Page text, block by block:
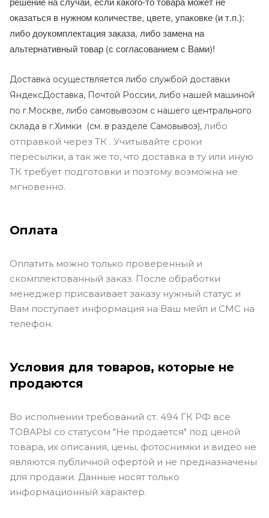
оказаться в нужном количестве, цвете, упаковке (и т.п.):
либо доукомплектация заказа, либо замена на
альтернативный товар (с согласованием с Вами)!
Доставка осуществляется либо службой доставки
ЯндексДоставка, Почтой России, либо нашей машиной
по г.Москве, либо самовывозом с нашего центрального
склада в г.Химки (см. в разделе Самовывоз), либо
отправкой через ТК . Учитывайте сроки
пересылки, а так же то, что доставка в ту или иную
ТК требует подготовки и поэтому возможна не
мгновенно.
Оплата
Оплатить можно только проверенный и
скомплектованный заказ. После обработки
менеджер присваивает заказу нужный статус и
Вам поступает информация на Ваш мейл и СМС на
телефон.
Условия для товаров, которые не
продаются
Во исполнении требований ст. 494 ГК РФ все
ТОВАРЫ со статусом "Не продается" под ценой
товара, их описания, цены, фотоснимки и видео не
являются публичной офертой и не предназначены
для продажи. Данные носят только
информационный характер.